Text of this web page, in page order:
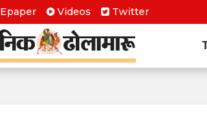
Epaper Videos Twitter